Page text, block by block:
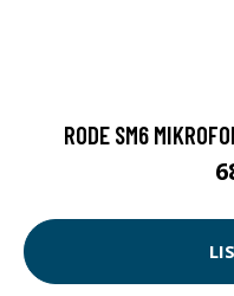
RODE SM6